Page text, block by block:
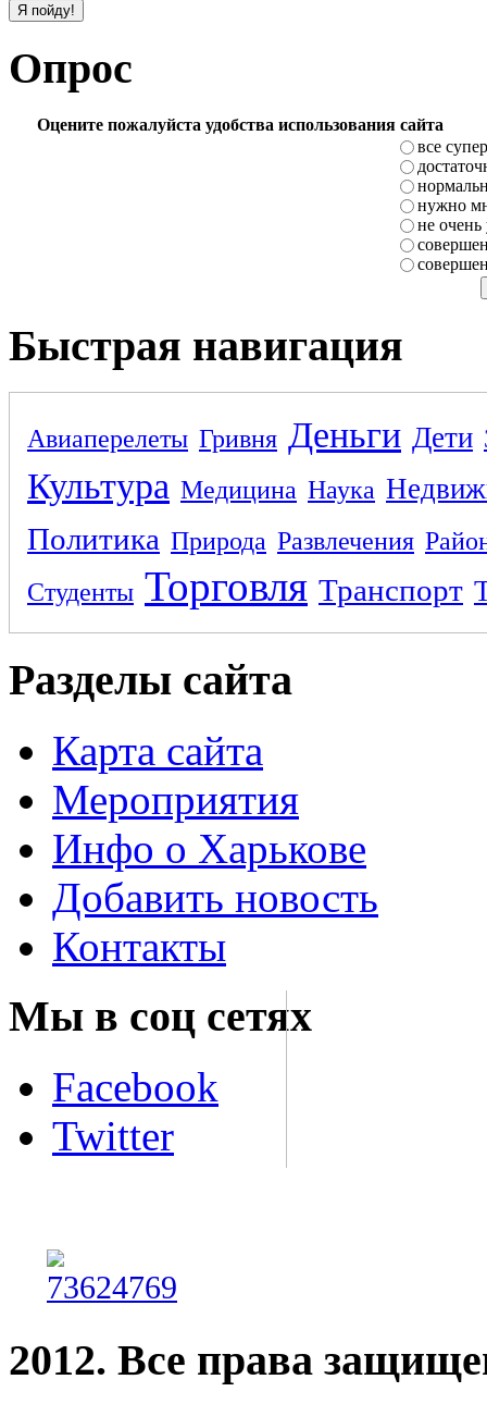
Опрос
Оцените пожалуйста удобства использования сайта
все супер
нужно
не очень
Быстрая навигация
Авиаперелеты Гривня Деньги Дети
Культура Медицина Наука
Политика Природа Развлечения
Студенты Торговля Транспорт
Разделы сайта
Карта сайта
Мероприятия
Инфо о Харькове
Добавить новость
Контакты
Мы в соц сетях
Facebook
Twitter
2012. Все права